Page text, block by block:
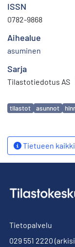
ISSN
0782-9868
Aihealue
asuminen
Sarja
Tilastotiedotus AS
Avainsanat
tilastot asunnot
Tietueen
Tietopalvelu
029 551 2220